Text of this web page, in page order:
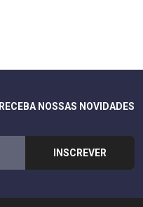
RECEBA NOSSAS NOVIDADES